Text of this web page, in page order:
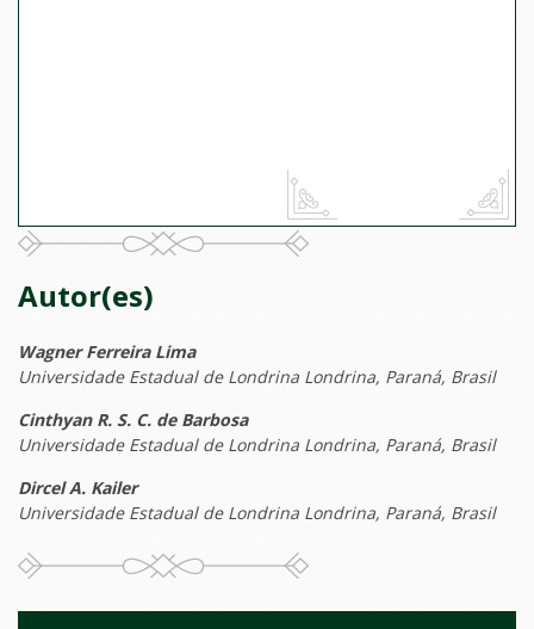
Autor(es)
Wagner Ferreira Lima
Universidade Estadual de Londrina Londrina, Paraná, Brasil
Cinthyan R. S. C. de Barbosa
Universidade Estadual de Londrina Londrina, Paraná, Brasil
Dircel A. Kailer
Universidade Estadual de Londrina Londrina, Paraná, Brasil